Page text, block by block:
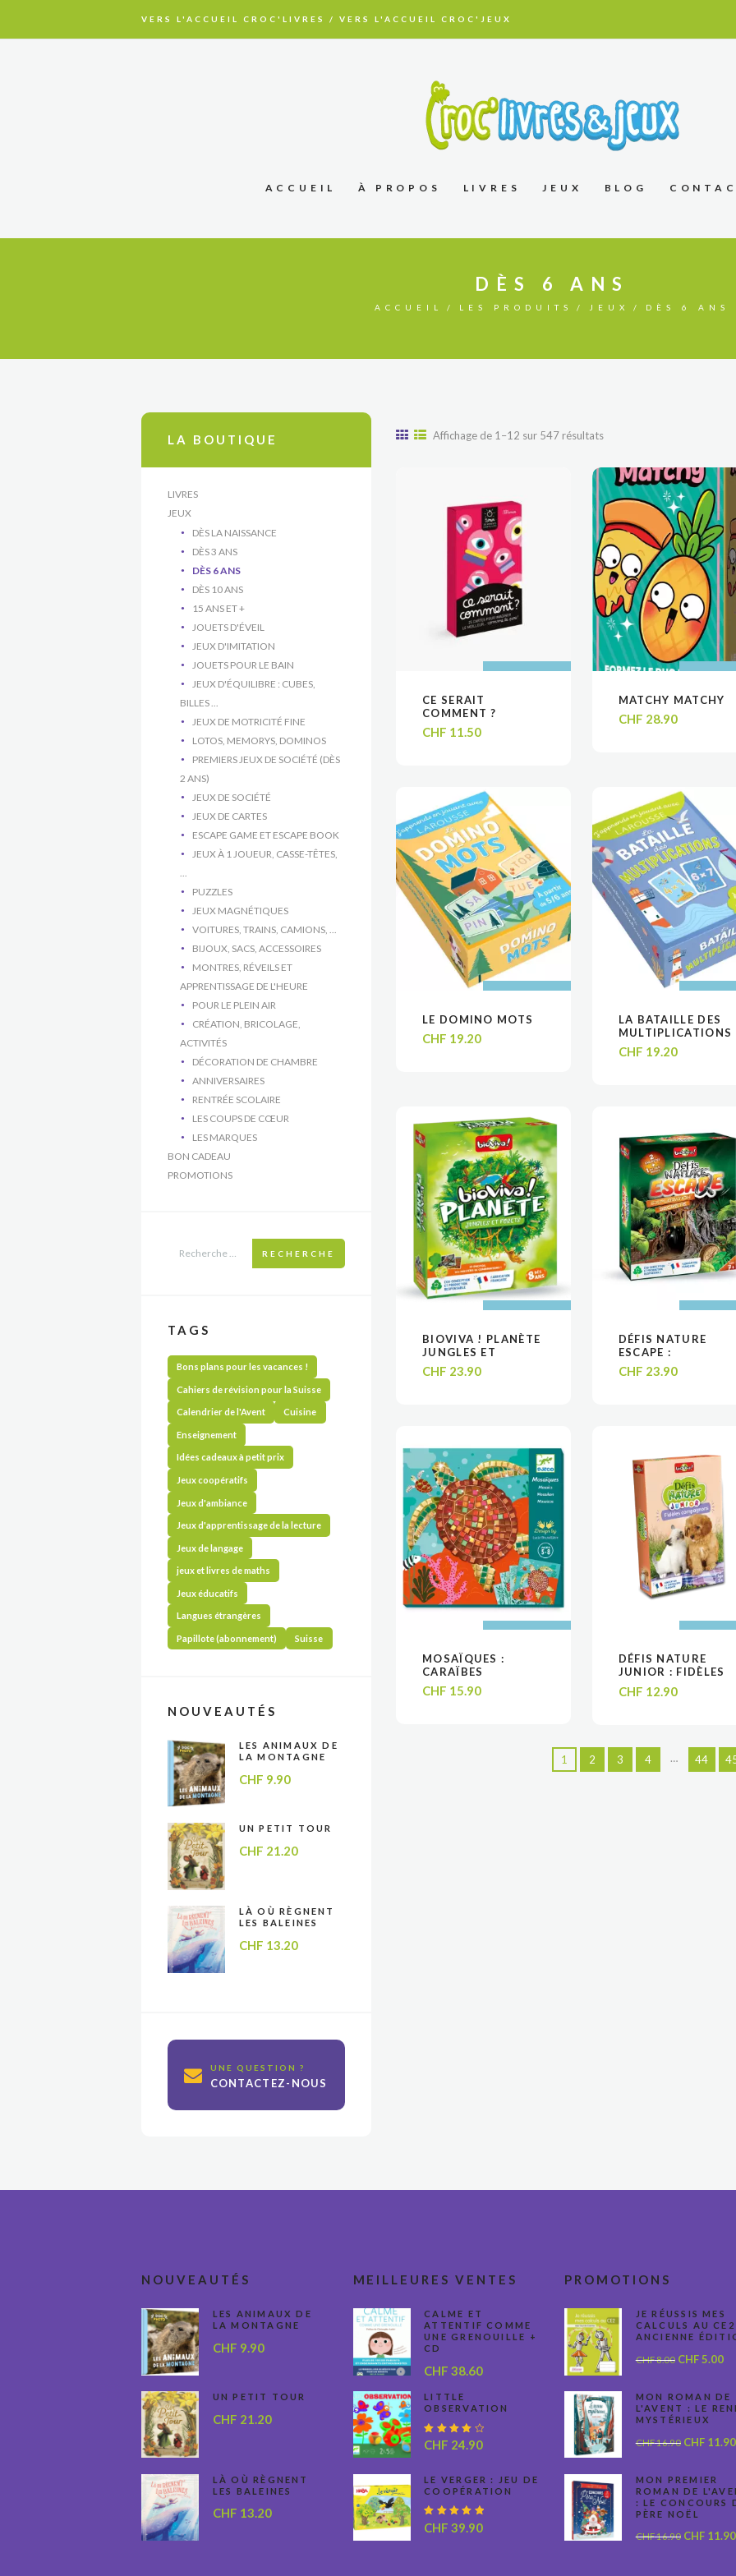
VERS L'ACCUEIL CROC'LIVRES / VERS L'ACCUEIL CROC'JEUX
ACCUEIL À PROPOS LIVRES JEUX BLOG
DÈS 6 ANS
ACCUEIL LES PRODUITS JEUX DÈS 6 ANS
Affichage de 1–12 sur 547 résultatsTrié
plus
récent
au
plus
ancien
VOIR
VOIR
CE SERAIT
COMMENT ?
CHF 11.50
VOIR
VOIR
PANIER
PANIER
MATCHY MATCHY
CHF 28.90
VOIR
VOIR
PANIER
PANIER
LE DOMINO MOTS
CHF 19.20
VOIR
VOIR
PANIER
PANIER
LA BATAILLE DES
MULTIPLICATIONS
CHF 19.20
VOIR
VOIR
AJOUTER AU
PANIER
AJOUTER AU
PANIER
BIOVIVA ! PLANÈTE
JUNGLES ET
FORÊTS
CHF 23.90
VOIR
VOIR
DÉFIS NATURE
ESCAPE :
EXPLORATION
SECRÈTE
CHF 23.90
VOIR
VOIR
MOSAÏQUES :
CARAÏBES
CHF 15.90
VOIR
VOIR
PANIER
PANIER
DÉFIS NATURE
JUNIOR : FIDÈLES
COMPAGNONS
CHF 12.90
1 2 3 4 … 44
LA BOUTIQUE
LIVRES
JEUX
DÈS LA NAISSANCE
DÈS 3 ANS
DÈS 6 ANS
DÈS 10 ANS
15 ANS ET +
JOUETS D'ÉVEIL
JEUX D'IMITATION
JOUETS POUR LE BAIN
JEUX D'ÉQUILIBRE : CUBES,
BILLES ...
JEUX DE MOTRICITÉ FINE
LOTOS, MEMORYS, DOMINOS
PREMIERS JEUX DE SOCIÉTÉ (DÈS
2 ANS)
JEUX DE SOCIÉTÉ
JEUX DE CARTES
ESCAPE GAME ET ESCAPE BOOK
JEUX À 1 JOUEUR, CASSE-TÊTES,
...
PUZZLES
JEUX MAGNÉTIQUES
VOITURES, TRAINS, CAMIONS, ...
BIJOUX, SACS, ACCESSOIRES
MONTRES, RÉVEILS ET
APPRENTISSAGE DE L'HEURE
POUR LE PLEIN AIR
CRÉATION, BRICOLAGE,
ACTIVITÉS
DÉCORATION DE CHAMBRE
ANNIVERSAIRES
RENTRÉE SCOLAIRE
LES COUPS DE CŒUR
LES MARQUES
BON CADEAU
PROMOTIONS
RECHERCHE
TAGS
Bons plans pour les vacances !
Cahiers de révision pour la Suisse
Calendrier de l'Avent Cuisine
Enseignement
Idées cadeaux à petit prix
Jeux coopératifs
Jeux d'ambiance
Jeux d'apprentissage de la lecture
Jeux de langage
jeux et livres de maths
Jeux éducatifs
Langues étrangères
Papillote (abonnement) Suisse
NOUVEAUTÉS
LES ANIMAUX DE
LA MONTAGNE
CHF 9.90
UN PETIT TOUR
CHF 21.20
LÀ OÙ RÈGNENT
LES BALEINES
CHF 13.20
UNE QUESTION ?
CONTACTEZ-NOUS
NOUVEAUTÉS
LES ANIMAUX DE
LA MONTAGNE
CHF 9.90
UN PETIT TOUR
CHF 21.20
LÀ OÙ RÈGNENT
LES BALEINES
CHF 13.20
MEILLEURES VENTES
CALME ET
ATTENTIF COMME
UNE GRENOUILLE +
CD
CHF 38.60
LITTLE
OBSERVATION
Note
CHF 24.90
LE VERGER : JEU DE
COOPÉRATION
Note
CHF 39.90
PROMOTIONS
JE RÉUSSIS MES
CALCULS AU
ANCIENNE
CHF8.00 Le
initial
était :
CHF5.00Le
MON ROMAN DE
L'AVENT : LE
MYSTÉRIEUX
CHF16.90 Le
initial
était :
CHF 16.90.
CHF11.90
MON PREMIER
ROMAN DE
: LE CONCOURS
PÈRE NOËL
CHF16.90 Le
CHF11.90